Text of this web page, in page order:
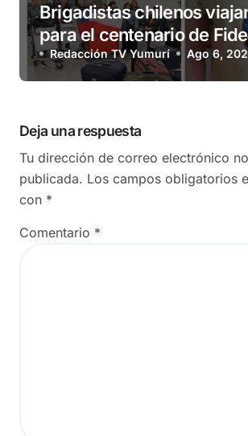
Brigadistas chilenos
para el centenario de
Redacción TV Yumurí Ago 6,
Deja una respuesta
Tu dirección de correo electrónico
publicada. Los campos obligatorios
con *
Comentario *